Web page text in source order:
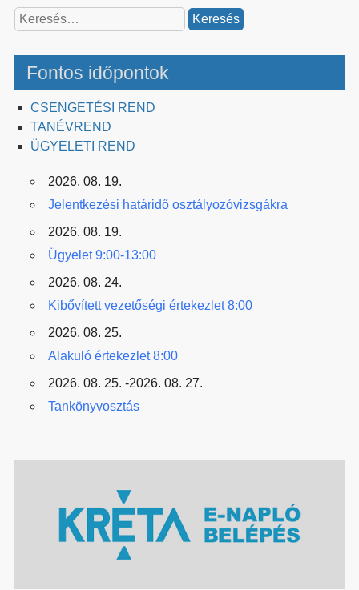
Keresés:
Fontos időpontok
CSENGETÉSI REND
TANÉVREND
ÜGYELETI REND
2026. 08. 19.
Jelentkezési határidő osztályozóvizsgákra
2026. 08. 19.
Ügyelet 9:00-13:00
2026. 08. 24.
Kibővített vezetőségi értekezlet 8:00
2026. 08. 25.
Alakuló értekezlet 8:00
2026. 08. 25. -2026. 08. 27.
Tankönyvosztás